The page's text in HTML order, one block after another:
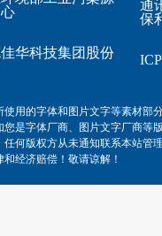
华科技集团股份
通
保
使用的字体和图片文字等素材部
您是字体厂商、图片文字厂商等
任何版权方从未通知联系本站管
经济赔偿！敬请谅解！